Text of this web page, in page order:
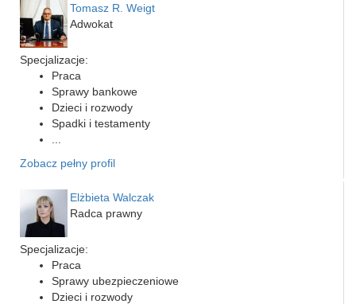
Tomasz R. Weigt
Adwokat
Specjalizacje:
Praca
Sprawy bankowe
Dzieci i rozwody
Spadki i testamenty
Zobacz pełny profil
Elżbieta Walczak
Radca prawny
Specjalizacje:
Praca
Sprawy ubezpieczeniowe
Dzieci i rozwody